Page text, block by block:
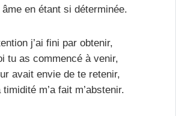
âme en étant si déterminée.
j’ai fini par obtenir,
tu as commencé à venir,
avait envie de te retenir,
m’a fait m’abstenir.